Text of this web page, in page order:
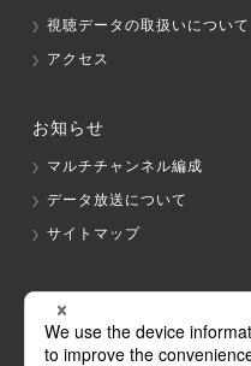
視聴データの取扱いについて
アクセス
お知らせ
マルチチャンネル編成
データ放送について
サイトマップ
グループ会社
テレビ朝日